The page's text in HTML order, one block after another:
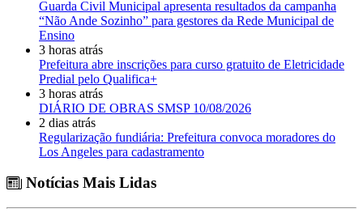
Guarda Civil Municipal apresenta resultados da campanha
“Não Ande Sozinho” para gestores da Rede Municipal de
Ensino
3 horas atrás
Prefeitura abre inscrições para curso gratuito de Eletricidade
Predial pelo Qualifica+
3 horas atrás
DIÁRIO DE OBRAS SMSP 10/08/2026
2 dias atrás
Regularização fundiária: Prefeitura convoca moradores do
Los Angeles para cadastramento
Notícias Mais Lidas